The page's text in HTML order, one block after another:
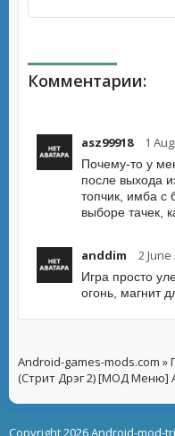
Комментарии:
asz99918 1
Почему-то у
после выхода
топчик, имба с
выборе тачек,
anddim 2 June
Игра просто
огонь, магнит
Android-games-mods.com »
(Стрит Дрэг 2) [МОД Меню]
Copyright 2026 Android-mod-